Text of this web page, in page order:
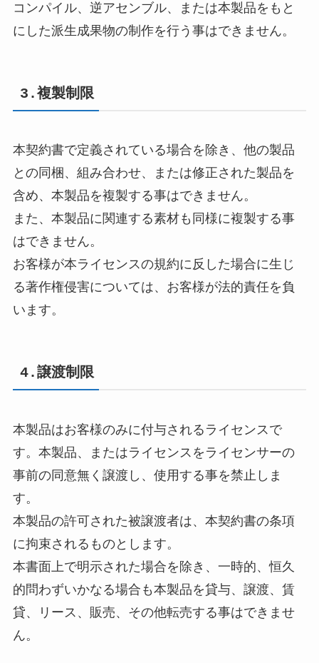
コンパイル、逆アセンブル、または本製品をもと
にした派生成果物の制作を行う事はできません。
3.複製制限
本契約書で定義されている場合を除き、他の製品
との同梱、組み合わせ、または修正された製品を
含め、本製品を複製する事はできません。
また、本製品に関連する素材も同様に複製する事
はできません。
お客様が本ライセンスの規約に反した場合に生じ
る著作権侵害については、お客様が法的責任を負
います。
4.譲渡制限
本製品はお客様のみに付与されるライセンスで
す。本製品、またはライセンスをライセンサーの
事前の同意無く譲渡し、使用する事を禁止しま
す。
本製品の許可された被譲渡者は、本契約書の条項
に拘束されるものとします。
本書面上で明示された場合を除き、一時的、恒久
的問わずいかなる場合も本製品を貸与、譲渡、賃
貸、リース、販売、その他転売する事はできませ
ん。